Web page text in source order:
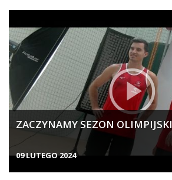
ZACZYNAMY SEZON OLIMPIJSKI
09 LUTEGO 2024